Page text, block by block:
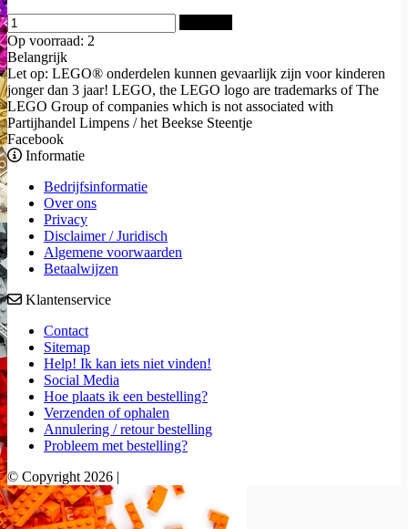
Op voorraad: 2
Belangrijk
Let op: LEGO® onderdelen kunnen gevaarlijk zijn voor kinderen
jonger dan 3 jaar! LEGO, the LEGO logo are trademarks of The
LEGO Group of companies which is not associated with
Partijhandel Limpens / het Beekse Steentje
Facebook
Informatie
Bedrijfsinformatie
Over ons
Privacy
Disclaimer / Juridisch
Algemene voorwaarden
Betaalwijzen
Klantenservice
Contact
Sitemap
Help! Ik kan iets niet vinden!
Social Media
Hoe plaats ik een bestelling?
Verzenden of ophalen
Annulering / retour bestelling
Probleem met bestelling?
© Copyright 2026 |